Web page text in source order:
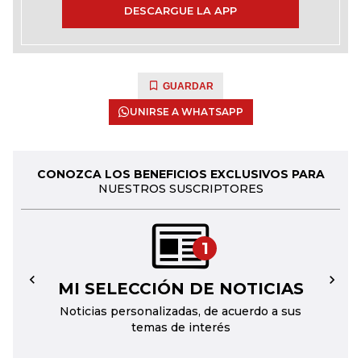
DESCARGUE LA APP
GUARDAR
UNIRSE A WHATSAPP
CONOZCA LOS BENEFICIOS EXCLUSIVOS PARA
NUESTROS SUSCRIPTORES
1
MI SELECCIÓN DE NOTICIAS
Noticias personalizadas, de acuerdo a sus
temas de interés
← →